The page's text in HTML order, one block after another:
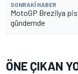
SONRAKI HABER
MotoGP Brezilya
gündemde
ÖNE ÇIKAN